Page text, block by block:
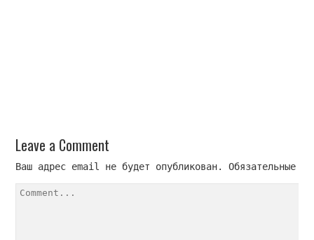
Leave a Comment
Ваш адрес email не будет опубликован. Обязательные